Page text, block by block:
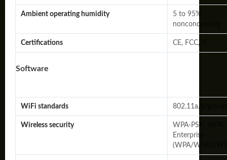
Ambient operating humidity
5 to 95%
noncondensing
Certifications CE, FCC, IC
Software
WiFi standards 802.11a/b/g/n/
Wireless security
WPA-PSK, WPA-
Enterprise
(WPA/WPA2/